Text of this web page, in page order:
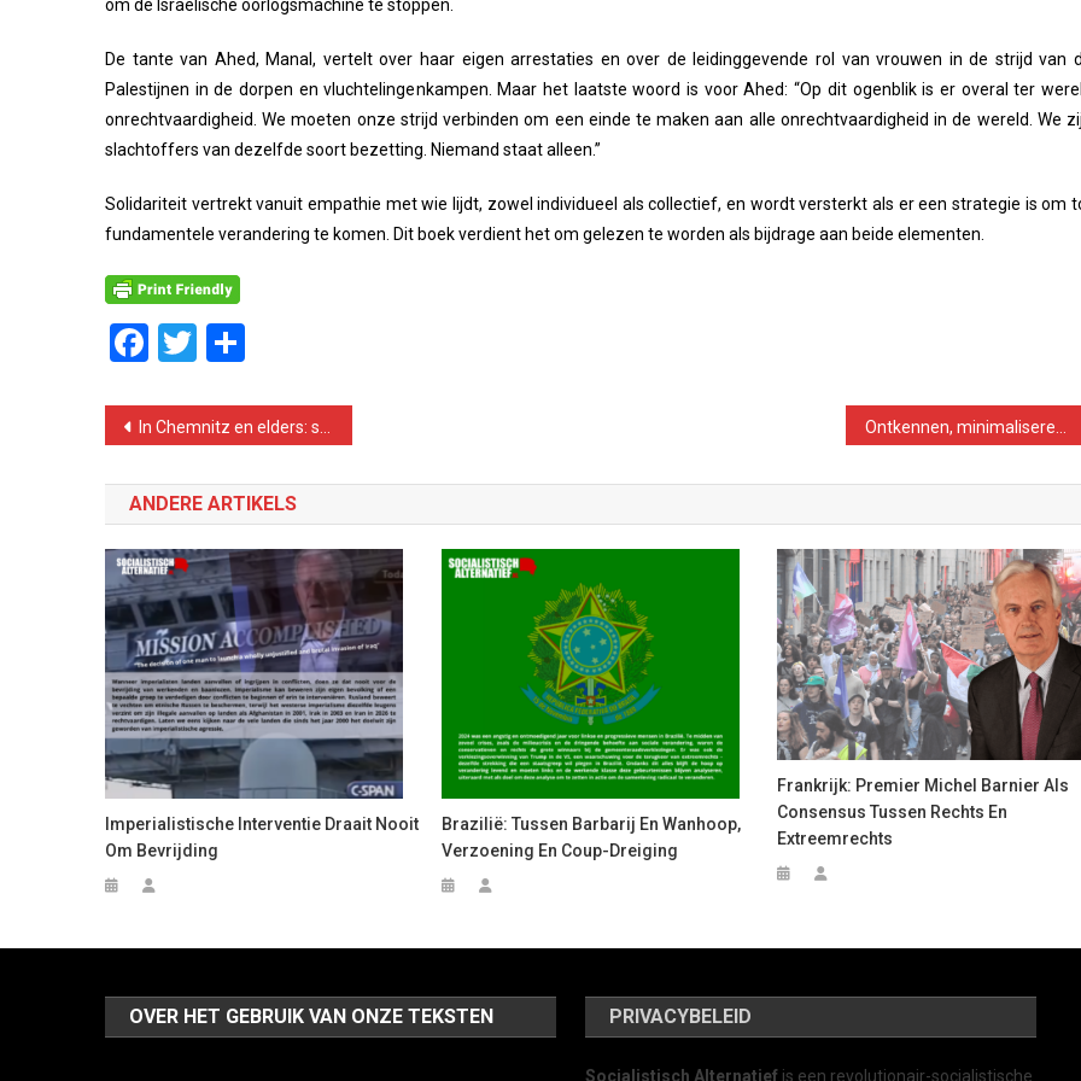
om de Israëlische oorlogsmachine te stoppen.
De tante van Ahed, Manal, vertelt over haar eigen arrestaties en over de leidinggevende rol van vrouwen in de strijd van
Palestijnen in de dorpen en vluchtelingenkampen. Maar het laatste woord is voor Ahed: “Op dit ogenblik is er overal ter
onrechtvaardigheid. We moeten onze strijd verbinden om een einde te maken aan alle onrechtvaardigheid in de wereld. We
slachtoffers van dezelfde soort bezetting. Niemand staat alleen.”
Solidariteit vertrekt vanuit empathie met wie lijdt, zowel individueel als collectief, en wordt versterkt als er een strategie is om
fundamentele verandering te komen. Dit boek verdient het om gelezen te worden als bijdrage aan beide elementen.
Facebook
Twitter
Bericht
navigatie
In Chemnitz en elders: stop nazi’s en racisten! Ontkennen, minimaliseren en geveinsde onwetendheid. Rechts na Pano
ANDERE ARTIKELS
Imperialistische Interventie Draait Nooit
Om Bevrijding
Brazilië: Tussen Barbarij En Wanhoop,
Verzoening En Coup-Dreiging
Frankrijk: Premier Michel Barnier Als
Consensus Tussen Rechts En
Extreemrechts
OVER HET GEBRUIK VAN ONZE TEKSTEN PRIVACYBELEID
Socialistisch Alternatief is een revolutionair-socialistische